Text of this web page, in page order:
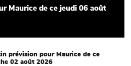
Maurice de ce jeudi 06 août
prévision pour Maurice de ce
02 août 2026